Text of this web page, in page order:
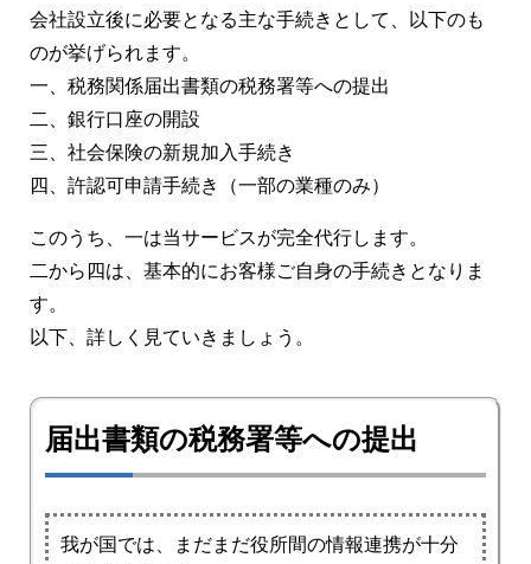
会社設立後に必要となる主な手続きとして、以下のも
のが挙げられます。
一、税務関係届出書類の税務署等への提出
二、銀行口座の開設
三、社会保険の新規加入手続き
四、許認可申請手続き（一部の業種のみ）
このうち、一は当サービスが完全代行します。
二から四は、基本的にお客様ご自身の手続きとなりま
す。
以下、詳しく見ていきましょう。
届出書類の税務署等への提出
我が国では、まだまだ役所間の情報連携が十分